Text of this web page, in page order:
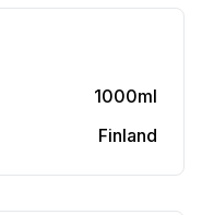
1000ml
Finland